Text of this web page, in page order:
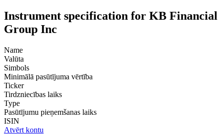
Instrument specification for KB Financial
Group Inc
Name
Valūta
Simbols
Minimālā pasūtījuma vērtība
Ticker
Tirdzniecības laiks
Type
Pasūtījumu pieņemšanas laiks
ISIN
Atvērt kontu